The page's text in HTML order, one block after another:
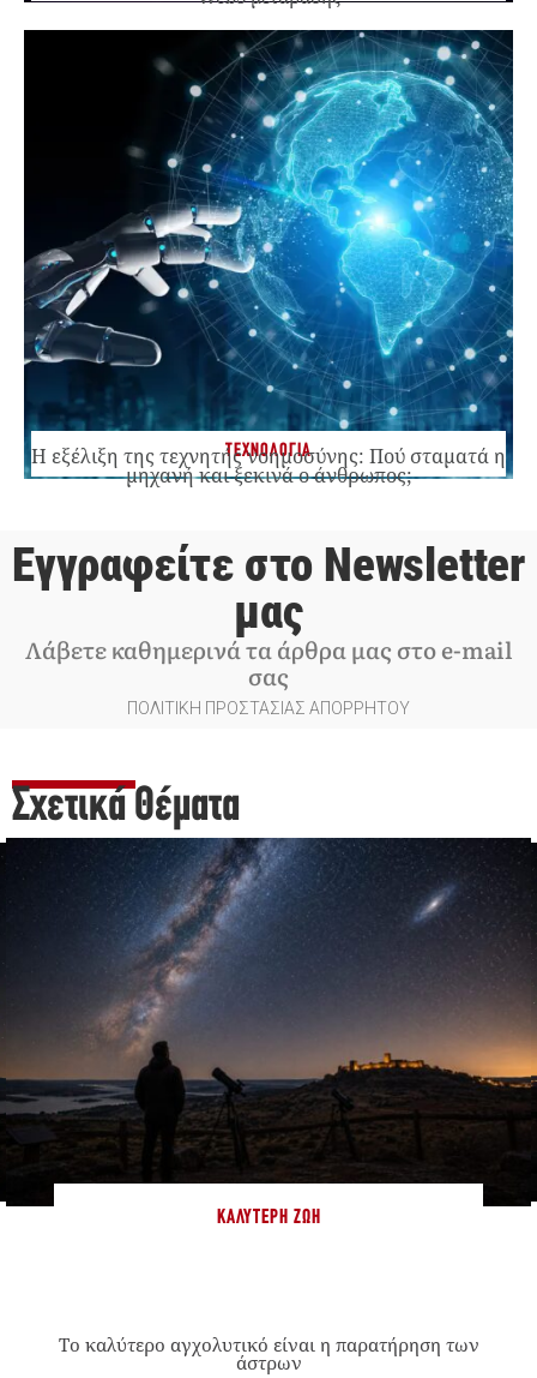
ΤΕΧΝΟΛΟΓΙΑ
Η εξέλιξη της τεχνητής νοημοσύνης: Πού σταματά η
μηχανή και ξεκινά ο άνθρωπος;
Εγγραφείτε στο Newsletter
μας
Λάβετε καθημερινά τα άρθρα μας στο e-mail
σας
ΠΟΛΙΤΙΚΗ ΠΡΟΣΤΑΣΙΑΣ ΑΠΟΡΡΗΤΟΥ
Σχετικά Θέματα
ΚΑΛΎΤΕΡΗ ΖΩΉ
Το καλύτερο αγχολυτικό είναι η παρατήρηση των
άστρων